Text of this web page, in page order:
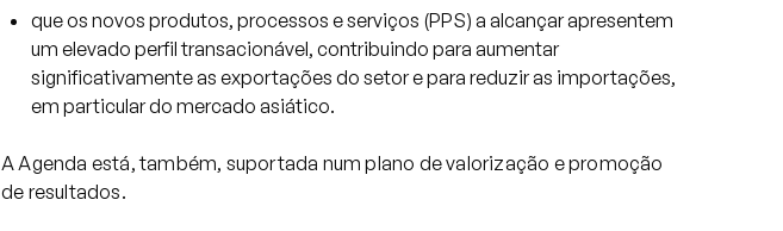
que os novos produtos, processos e serviços (PPS) a alcançar apresentem
um elevado perfil transacionável, contribuindo para aumentar
significativamente as exportações do setor e para reduzir as importações,
em particular do mercado asiático.
A Agenda está, também, suportada num plano de valorização e promoção
de resultados.